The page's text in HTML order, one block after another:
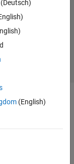
(Deutsch)
(English)